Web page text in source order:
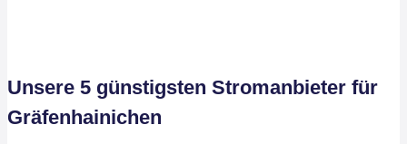
Unsere 5 günstigsten Stromanbieter für
Gräfenhainichen